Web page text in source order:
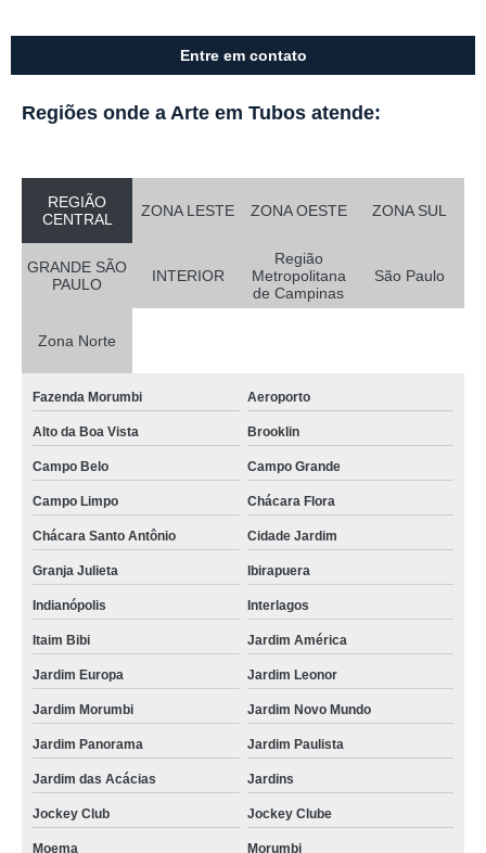
Entre em contato
Regiões onde a Arte em Tubos atende:
REGIÃO
CENTRAL
ZONA LESTE ZONA OESTE ZONA SUL
GRANDE SÃO
PAULO
INTERIOR
Região
Metropolitana
de Campinas
São Paulo
Zona Norte
Fazenda Morumbi Aeroporto
Alto da Boa Vista Brooklin
Campo Belo Campo Grande
Campo Limpo Chácara Flora
Chácara Santo Antônio Cidade Jardim
Granja Julieta Ibirapuera
Indianópolis Interlagos
Itaim Bibi Jardim América
Jardim Europa Jardim Leonor
Jardim Morumbi Jardim Novo Mundo
Jardim Panorama Jardim Paulista
Jardim das Acácias Jardins
Jockey Club Jockey Clube
Moema Morumbi